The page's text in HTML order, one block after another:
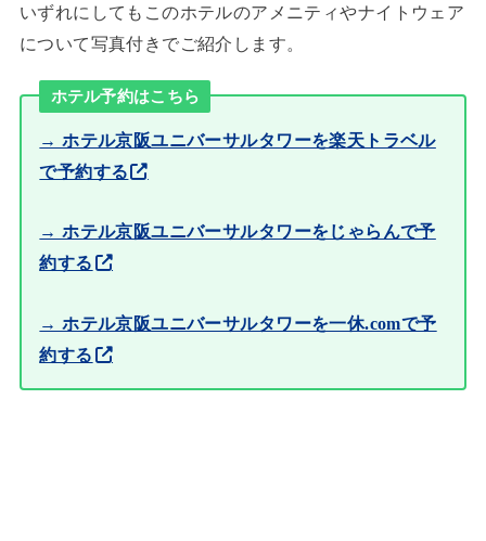
いずれにしてもこのホテルのアメニティやナイトウェア
について写真付きでご紹介します。
ホテル予約はこちら
→ ホテル京阪ユニバーサルタワーを楽天トラベル
で予約する
→ ホテル京阪ユニバーサルタワーをじゃらんで予
約する
→ ホテル京阪ユニバーサルタワーを一休.comで予
約する